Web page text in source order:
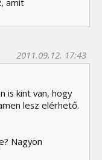
amit
2011.09.12. 17:43
is kint van, hogy
lesz elérhető.
Nagyon